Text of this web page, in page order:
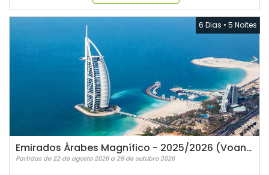
6 Dias • 5 Noites
Emirados Árabes Magnífico - 2025/2026 (Voando Emirates)
Partidas de 22 de agosto 2026 a 28 de outubro 2026